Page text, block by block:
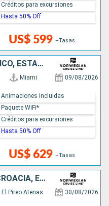
US$ 599 +Tasas
Créditos para excursiones
Hasta 50% Off
HONDURAS, BELICE, MÉXICO, ESTADOS UNIDOS
Miami 09/08/2026
US$ 629 +Tasas
Animaciones Incluidas
Paquete WiFi*
Créditos para excursiones
Hasta 50% Off
GRECIA, MONTENEGRO, CROACIA, ESLOVENIA, ITALIA
El Pireo Atenas 30/08/2026